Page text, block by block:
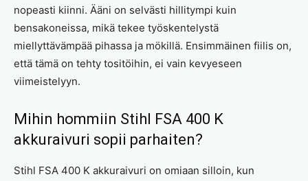
nopeasti kiinni. Ääni on selvästi hillitympi kuin
bensakoneissa, mikä tekee työskentelystä
miellyttävämpää pihassa ja mökillä. Ensimmäinen fiilis on,
että tämä on tehty tositöihin, ei vain kevyeseen
viimeistelyyn.
Mihin hommiin Stihl FSA 400 K
akkuraivuri sopii parhaiten?
Stihl FSA 400 K akkuraivuri on omiaan silloin, kun